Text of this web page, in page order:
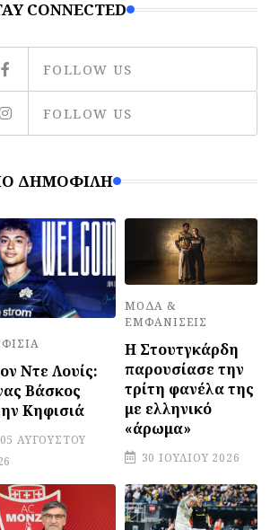
CONNECTED
FOLLOW US
FOLLOW US
ΔΗΜΟΦΙΛΉ
Ντε Λουίς:
Βάσκος
Κηφισιά
05 ΑΥΓΟΎΣΤΟΥ
ΜΌΔΑ &
ΕΜΦΑΝΊΣΕΙΣ
Η Στουτγκάρδη
παρουσίασε την
τρίτη φανέλα της
με ελληνικό
«άρωμα»
30 ΙΟΥΛΊΟΥ 2026